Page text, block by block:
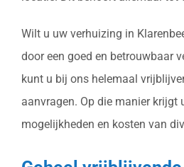
Wilt u uw verhuizing in
door een goed en betrouwbaar
kunt u bij ons helemaal
aanvragen. Op die manier krijgt
mogelijkheden en kosten van